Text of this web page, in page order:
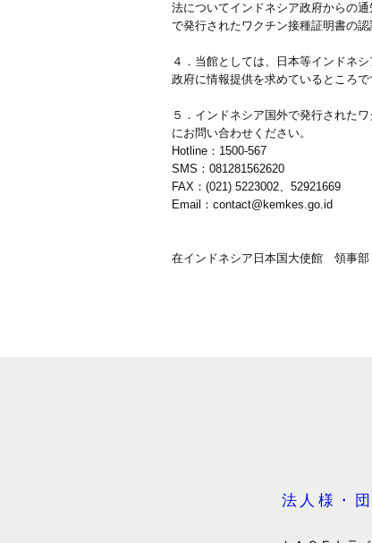
法についてインドネシア政府からの
で発行されたワクチン接種証明書の
４．当館としては、日本等インドネ
政府に情報提供を求めているところ
５．インドネシア国外で発行された
にお問い合わせください。
Hotline：1500-567
SMS：081281562620
FAX：(021) 5223002、52921669
Email：contact@kemkes.go.id
在インドネシア日本国大使館 領事部
法人様・